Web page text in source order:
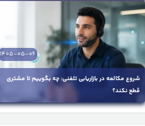
شروع مکالمه در بازاریابی تلفنی: چه بگوییم تا مشتری
قطع نکند؟
1405-05-06